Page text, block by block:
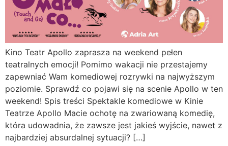
Kino Teatr Apollo zaprasza na weekend pełen
teatralnych emocji! Pomimo wakacji nie przestajemy
zapewniać Wam komediowej rozrywki na najwyższym
poziomie. Sprawdź co pojawi się na scenie Apollo w ten
weekend! Spis treści Spektakle komediowe w Kinie
Teatrze Apollo Macie ochotę na zwariowaną komedię,
która udowadnia, że zawsze jest jakieś wyjście, nawet z
najbardziej absurdalnej sytuacji? […]